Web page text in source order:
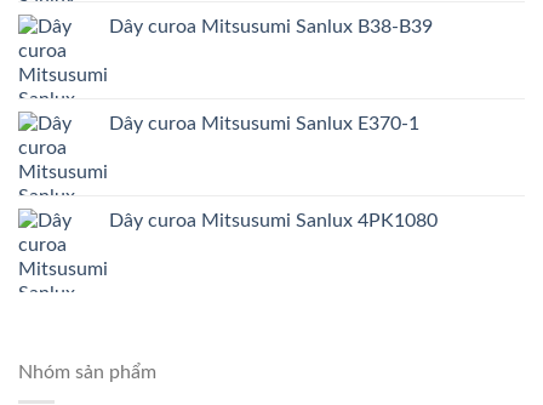
Dây curoa Mitsusumi Sanlux B38-B39
Dây curoa Mitsusumi Sanlux E370-1
Dây curoa Mitsusumi Sanlux 4PK1080
Nhóm sản phẩm